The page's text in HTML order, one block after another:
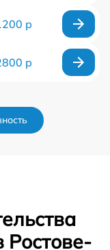
р
р
Ростове-